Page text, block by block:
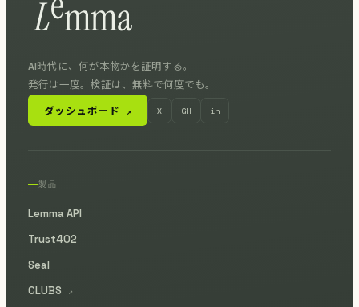
AI時代に、何が本物かを証明する。
発行は一度。検証は、無料で何度でも。
ダッシュボード ↗ X GH in
製品
Lemma API
Trust402
Seal
CLUBS
↗